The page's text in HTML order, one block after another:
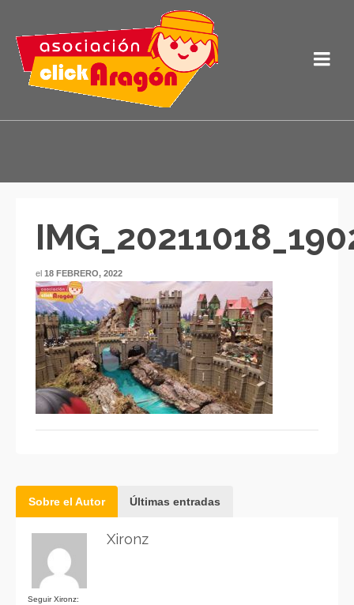
el 18 FEBRERO, 2022
Sobre el Autor Últimas entradas
Seguir Xironz:
Xironz